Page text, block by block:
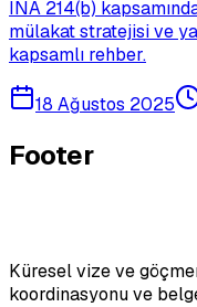
INA 214(b)
mülakat stratejisi ve
kapsamlı rehber.
18 Ağustos 2025
Footer
Küresel vize ve
koordinasyonu ve